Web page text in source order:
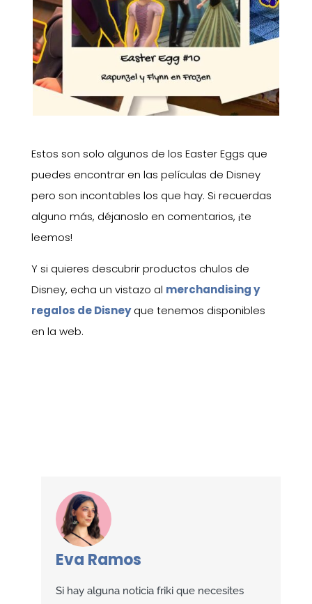
Estos son solo algunos de los Easter Eggs que
puedes encontrar en las películas de Disney
pero son incontables los que hay. Si recuerdas
alguno más, déjanoslo en comentarios, ¡te
leemos!
Y si quieres descubrir productos chulos de
Disney, echa un vistazo al merchandising y
regalos de Disneyque tenemos disponibles
en la web.
Eva Ramos
Si hay alguna noticia friki que necesites